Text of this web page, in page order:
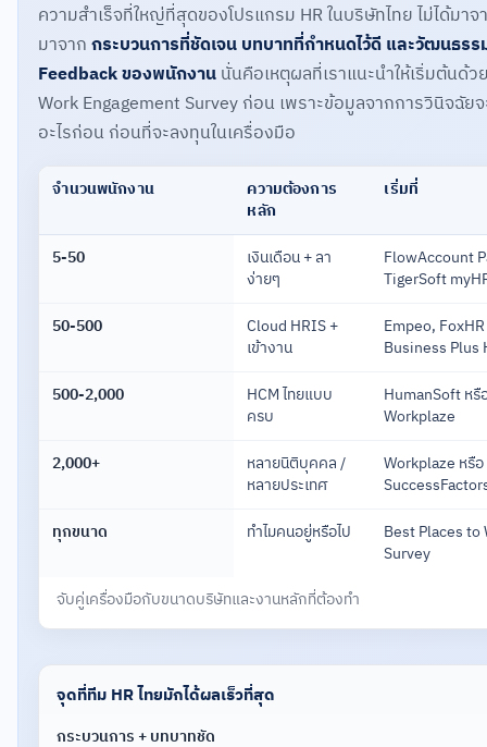
ความสำเร็จที่ใหญ่ที่สุดของโปรแกรม HR ในบริษัทไทย ไม่ได้มา
มาจากกระบวนการที่ชัดเจน บทบาทที่กำหนดไว้ดี และวัฒนธร
Feedback ของพนักงาน นั่นคือเหตุผลที่เราแนะนำให้เริ่มต้นด้
Work Engagement Survey ก่อน เพราะข้อมูลจากการวินิจฉั
อะไรก่อน ก่อนที่จะลงทุนในเครื่องมือ
จับคู่เครื่องมือกับขนาดบริษัทและงานหลักที่ต้องทำ
จำนวนพนักงาน
ความต้องการ
หลัก
เริ่มที่
5-50
เงินเดือน + ลา
ง่ายๆ
FlowAccount
TigerSoft
50-500
Cloud HRIS +
เข้างาน
Empeo,
Business Plus
500-2,000
HCM ไทยแบบ
ครบ
HumanSoft หรื
Workplaze
2,000+
หลายนิติบุคคล /
หลายประเทศ
Workplaze หรือ
ทุกขนาด
ทำไมคนอยู่หรือไป
Best Places to
Survey
จุดที่ทีม HR ไทยมักได้ผลเร็วที่สุด
กระบวนการ + บทบาทชัด